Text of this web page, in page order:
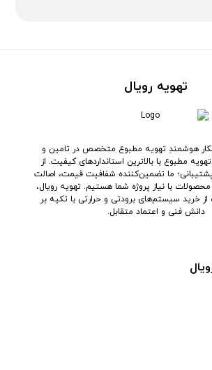
تهویه رویال
هوشمندِ تهویه مطبوع متخصص در تامین و
مطبوع با بالاترین استانداردهای کیفیت. از
ما تضمین‌کننده شفافیت قیمت، اصالت
محصولات با نیاز پروژه شما هستیم. تهویه رویال،
خرید سیستم‌های برودتی و حرارتی با تکیه بر
دانش فنی و اعتماد متقابل.